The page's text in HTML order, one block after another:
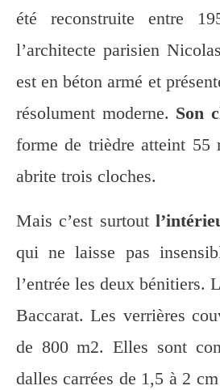
été reconstruite entre
l’architecte parisien
est en béton armé et
résolument moderne. Son
forme de trièdre atteint 55
abrite trois cloches.
Mais c’est surtout
qui ne laisse pas
l’entrée les deux bénitiers.
Baccarat. Les verrières
de 800 m2. Elles sont
dalles carrées de 1,5 à 2